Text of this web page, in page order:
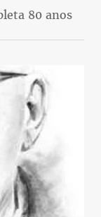
80 anos